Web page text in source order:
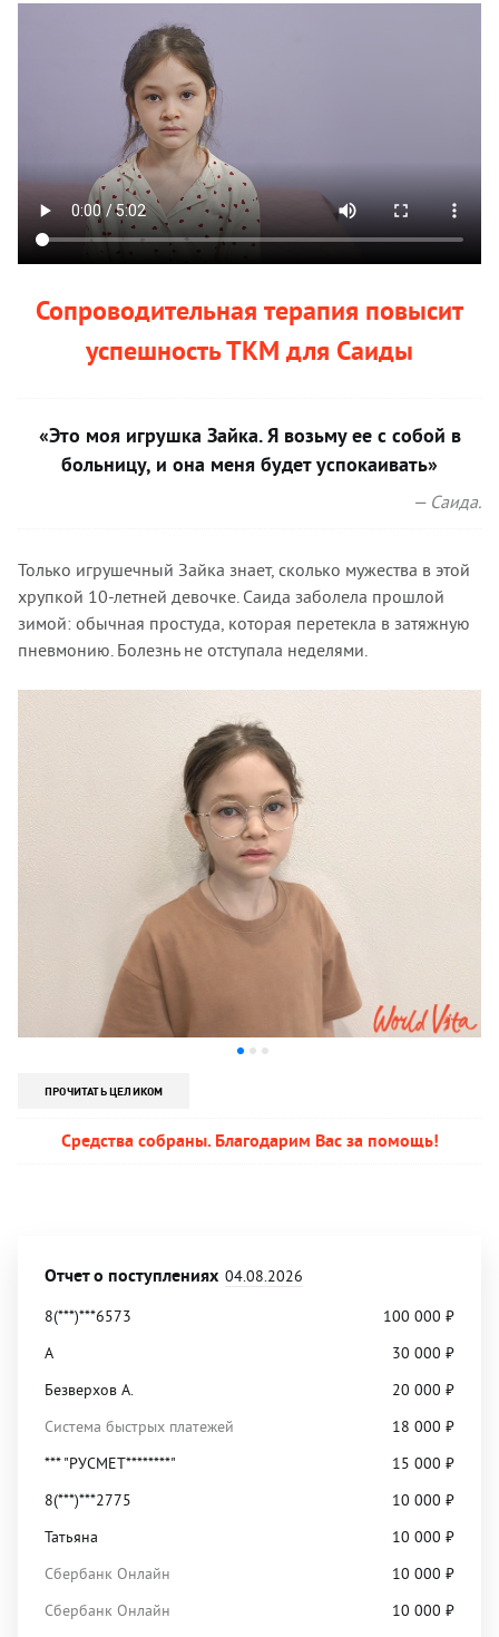
Сопроводительная терапия повысит
успешность ТКМ для Саиды
«Это моя игрушка Зайка. Я возьму ее с собой в
больницу, и она меня будет успокаивать»
— Саида.
Только игрушечный Зайка знает, сколько мужества в этой
хрупкой 10-летней девочке. Саида заболела прошлой
зимой: обычная простуда, которая перетекла в затяжную
пневмонию. Болезнь не отступала неделями.
ПРОЧИТАТЬ ЦЕЛИКОМ
Средства собраны. Благодарим Вас за помощь!
Отчет о поступлениях 04.08.2026
8(***)***6573
100 000 ₽
А
30 000 ₽
Безверхов А.
20 000 ₽
Система быстрых платежей
18 000 ₽
*** "РУСМЕТ********"
15 000 ₽
8(***)***2775
10 000 ₽
Татьяна
10 000 ₽
Сбербанк Онлайн
10 000 ₽
Сбербанк Онлайн
10 000 ₽